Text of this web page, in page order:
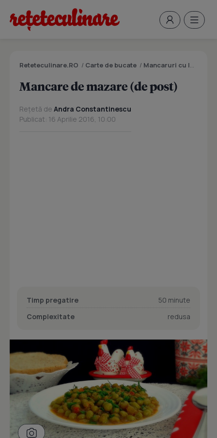
Reteteculinare.RO / Carte de bucate / Mancaruri cu legume si zarzavaturi
Mancare de mazare (de post)
Rețetă de Andra Constantinescu
Publicat: 16 Aprilie 2016, 10:00
Timp pregatire
50 minute
Complexitate
redusa